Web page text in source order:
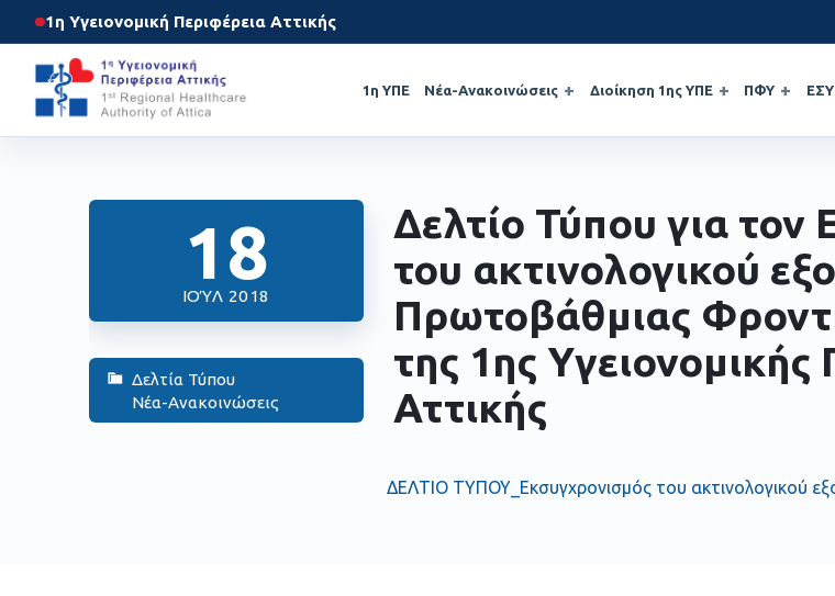
1η Υγειονομική Περιφέρεια Αττικής
1η ΥΠΕ Νέα-Ανακοινώσεις Διοίκηση 1ης ΥΠΕ ΠΦΥ ΕΣΥ
18
ΙΟΎΛ 2018
Δελτία Τύπου
Νέα-Ανακοινώσεις
Δελτίο Τύπου για τον
του ακτινολογικού
Πρωτοβάθμιας
της 1ης Υγειονομικής
Αττικής
ΔΕΛΤΙΟ ΤΥΠΟΥ_Εκσυγχρονισμός του ακτινολογικού